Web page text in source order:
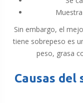
Sin embargo, el
tiene sobrepeso es
peso, grasa
Causas del